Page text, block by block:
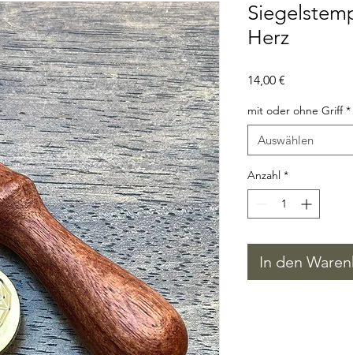
Herz
14,00 €
mit oder ohne Griff *
Auswählen
Anzahl *
In den